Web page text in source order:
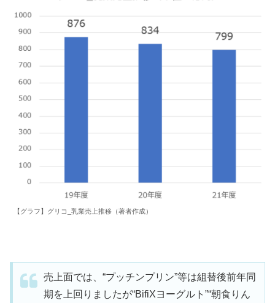
【グラフ】グリコ_乳業売上推移（著者作成）
売上面では、“プッチンプリン”等は組替後前年同
期を上回りましたが“BifiXヨーグルト”“朝食りん